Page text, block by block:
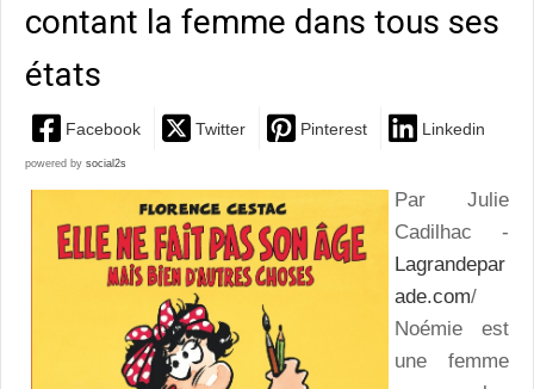
contant la femme dans tous ses
états
Facebook Twitter Pinterest Linkedin
powered by social2s
Par Julie
Cadilhac -
Lagrandepar
ade.com/
Noémie est
une femme